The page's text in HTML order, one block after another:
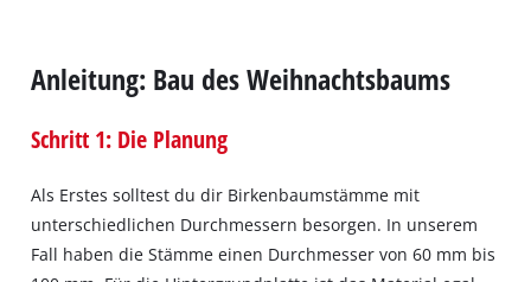
Anleitung: Bau des Weihnachtsbaums
Schritt 1: Die Planung
Als Erstes solltest du dir Birkenbaumstämme mit
unterschiedlichen Durchmessern besorgen. In unserem
Fall haben die Stämme einen Durchmesser von 60 mm bis